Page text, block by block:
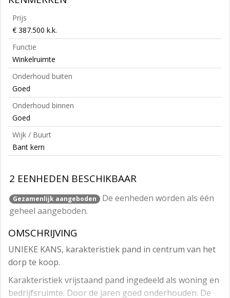
Prijs
€ 387.500 k.k.
Functie
Winkelruimte
Onderhoud buiten
Goed
Onderhoud binnen
Goed
Wijk / Buurt
Bant kern
2 EENHEDEN BESCHIKBAAR
Gezamenlijk aangeboden
De eenheden worden als één
geheel aangeboden.
OMSCHRIJVING
UNIEKE KANS, karakteristiek pand in centrum van het
dorp te koop.
Karakteristiek vrijstaand pand ingedeeld als woning en
bedrijfsruimte. Door de jaren goed onderhouden. De